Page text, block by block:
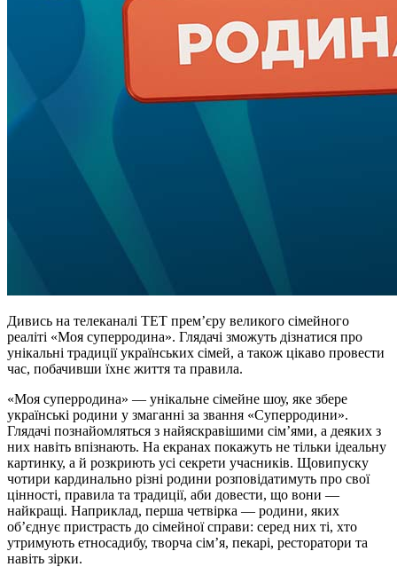
Дивись на телеканалі ТЕТ премʼєру великого сімейного
реаліті «Моя суперродина». Глядачі зможуть дізнатися про
унікальні традиції українських сімей, а також цікаво провести
час, побачивши їхнє життя та правила.
«Моя суперродина» — унікальне сімейне шоу, яке збере
українські родини у змаганні за звання «Суперродини».
Глядачі познайомляться з найяскравішими сімʼями, а деяких з
них навіть впізнають. На екранах покажуть не тільки ідеальну
картинку, а й розкриють усі секрети учасників. Щовипуску
чотири кардинально різні родини розповідатимуть про свої
цінності, правила та традиції, аби довести, що вони —
найкращі. Наприклад, перша четвірка — родини, яких
обʼєднує пристрасть до сімейної справи: серед них ті, хто
утримують етносадибу, творча сімʼя, пекарі, ресторатори та
навіть зірки.